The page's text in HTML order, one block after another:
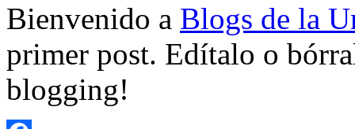
Bienvenido a Blogs de la
primer post. Edítalo o
blogging!